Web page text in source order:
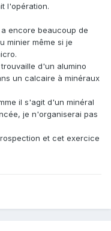
l'opération.
encore beaucoup de
minier même si je
d'un alumino
un calcaire à minéraux
il s'agit d'un minéral
je n'organiserai pas
et cet exercice